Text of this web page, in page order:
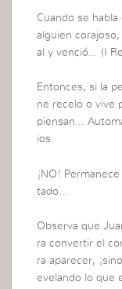
Cuando se
alguien
al y venció… (I
Entonces, si la
ne recelo o vive
piensan…
ios.
¡NO!
tado…
Observa que
ra convertir el
ra aparecer,
evelando lo que